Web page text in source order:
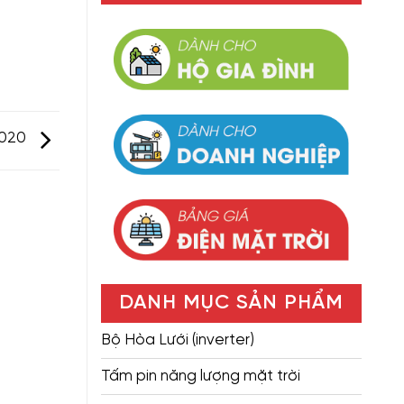
DANH MỤC SẢN PHẨM
Bộ Hòa Lưới (inverter)
Tấm pin năng lượng mặt trời